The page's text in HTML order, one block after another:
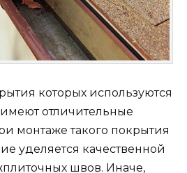
которых используются
отличительные
монтаже такого покрытия
уделяется качественной
швов. Иначе,